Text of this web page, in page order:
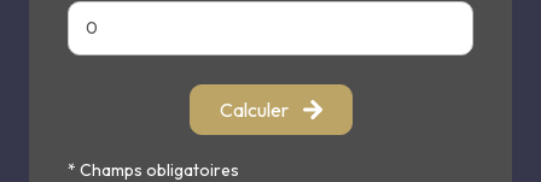
Calculer
* Champs obligatoires